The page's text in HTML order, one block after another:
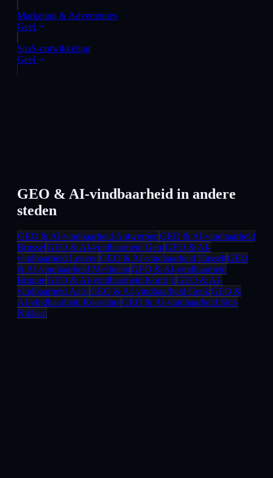
Marketing & Advertenties
Geel
SaaS-ontwikkeling
Geel
GEO & AI-vindbaarheid in andere
steden
GEO & AI-vindbaarheid AntwerpenGEO & AI-vindbaarheid
BrusselGEO & AI-vindbaarheid GentGEO & AI-
vindbaarheid LeuvenGEO & AI-vindbaarheid HasseltGEO
& AI-vindbaarheid MechelenGEO & AI-vindbaarheid
BruggeGEO & AI-vindbaarheid KortrijkGEO & AI-
vindbaarheid AalstGEO & AI-vindbaarheid GenkGEO &
AI-vindbaarheid RoeselareGEO & AI-vindbaarheid Sint-
Niklaas